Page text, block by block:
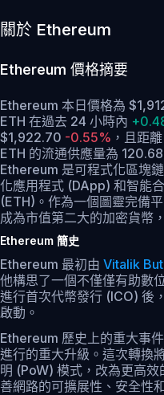
關於 Ethereum
Ethereum 價格摘要
Ethereum 本日價格為
ETH 在過去 24 小時內
$1,922.70 -0.55% ， 且距
ETH 的流通供應量為
Ethereum 是可程式化區塊
化應用程式 (DApp) 和智能
(ETH)。作為一個圖靈完備
成為市值第二大的加密貨幣
Ethereum 簡史
Ethereum 最初由 Vitalik
他構思了一個不僅僅有助數
進行首次代幣發行 (ICO) 後
啟動。
Ethereum 歷史上的重大事
進行的重大升級。這次轉換
明 (PoW) 模式，改為更高效
善網路的可擴展性、安全性